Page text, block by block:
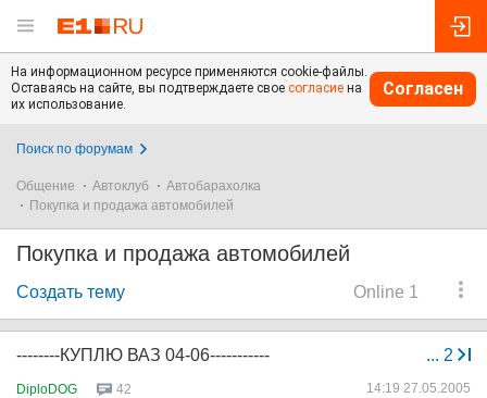
На информационном ресурсе применяются cookie-файлы.
Оставаясь на сайте, вы подтверждаете свое согласие на
их использование.
Согласен
Поиск по форумам
Общение Автоклуб
Автобарахолка
Покупка и продажа автомобилей
Покупка и продажа автомобилей
Online 1
Создать тему
... 2
--------КУПЛЮ ВАЗ 04-06-----------
DiploDOG 42 14:19 27.05.2005